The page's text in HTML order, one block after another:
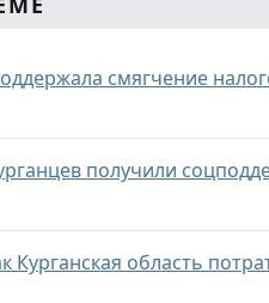
смягчение
получили
Курганская область